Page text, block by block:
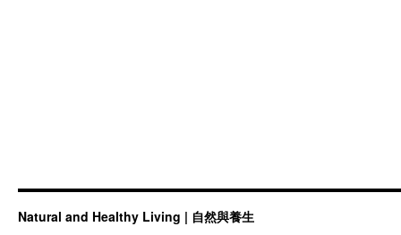
Natural and Healthy Living | 自然與養生